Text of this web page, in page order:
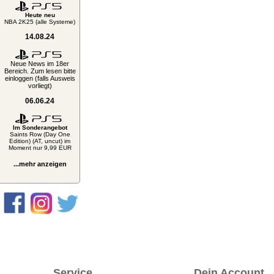
Heute neu
NBA 2K25 (alle Systeme)
14.08.24
Neue News im 18er
Bereich. Zum lesen bitte
einloggen (falls Ausweis
vorliegt)
06.06.24
Im Sonderangebot
Saints Row (Day One
Edition) (AT, uncut) im
Moment nur 9,99 EUR
...mehr anzeigen